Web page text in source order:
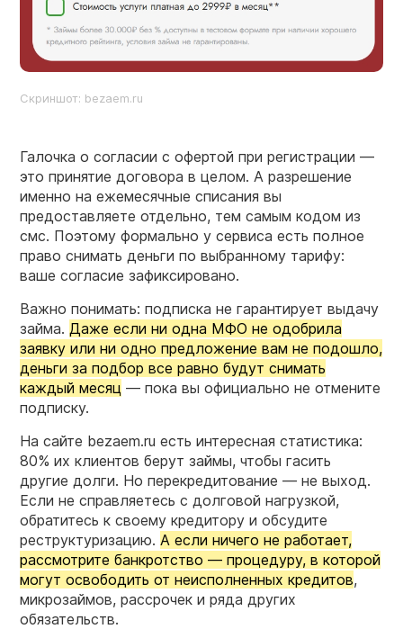
Скриншот: bezaem.ru
Галочка о согласии с офертой при регистрации —
это принятие договора в целом. А разрешение
именно на ежемесячные списания вы
предоставляете отдельно, тем самым кодом из
смс. Поэтому формально у сервиса есть полное
право снимать деньги по выбранному тарифу:
ваше согласие зафиксировано.
Важно понимать: подписка не гарантирует выдачу
займа. Даже если ни одна МФО не одобрила
заявку или ни одно предложение вам не подошло,
деньги за подбор все равно будут снимать
каждый месяц — пока вы официально не отмените
подписку.
На сайте bezaem.ru есть интересная статистика:
80% их клиентов берут займы, чтобы гасить
другие долги. Но перекредитование — не выход.
Если не справляетесь с долговой нагрузкой,
обратитесь к своему кредитору и обсудите
реструктуризацию. А если ничего не работает,
рассмотрите банкротство — процедуру, в которой
могут освободить от неисполненных кредитов,
микрозаймов, рассрочек и ряда других
обязательств.